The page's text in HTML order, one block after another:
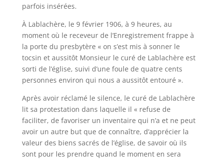
parfois insérées.
À Lablachère, le 9 février 1906, à 9 heures, au
moment où le receveur de l’Enregistrement frappe à
la porte du presbytère « on s’est mis à sonner le
tocsin et aussitôt Monsieur le curé de Lablachère est
sorti de l’église, suivi d’une foule de quatre cents
personnes environ qui nous a aussitôt entouré ».
Après avoir réclamé le silence, le curé de Lablachère
lit sa protestation dans laquelle il « refuse de
faciliter, de favoriser un inventaire qui n’a et ne peut
avoir un autre but que de connaître, d’apprécier la
valeur des biens sacrés de l’église, de savoir où ils
sont pour les prendre quand le moment en sera